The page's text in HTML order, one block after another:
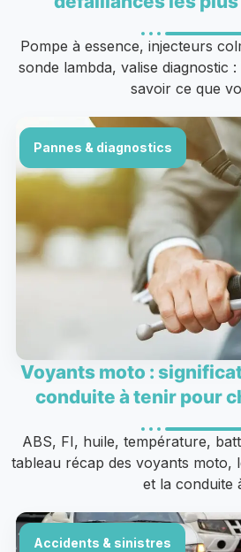
Pompe à essence, injecteurs
sonde lambda, valise diagnostic
savoir ce que
Pannes & diagnostics
Voyants moto :
conduite à tenir pour
ABS, FI, huile, température,
tableau récap des voyants moto,
et la conduite
Accidents & sinistres